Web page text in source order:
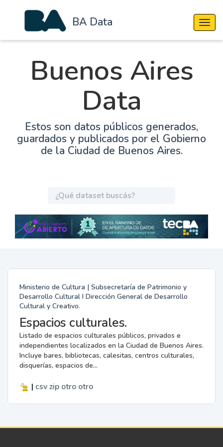
BA Data
Buenos Aires
Data
Estos son datos públicos generados,
guardados y publicados por el Gobierno
de la Ciudad de Buenos Aires.
Ministerio de Cultura | Subsecretaría de Patrimonio y
Desarrollo Cultural I Dirección General de Desarrollo
Cultural y Creativo.
Espacios culturales.
Listado de espacios culturales públicos, privados e
independientes localizados en la Ciudad de Buenos Aires.
Incluye bares, bibliotecas, calesitas, centros culturales,
disquerías, espacios de...
| csv zip otro otro